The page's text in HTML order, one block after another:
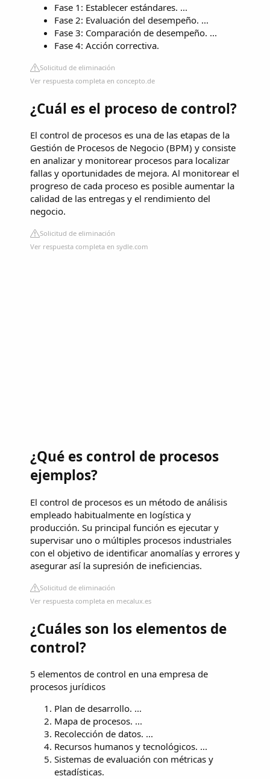
Fase 1: Establecer estándares. ...
Fase 2: Evaluación del desempeño. ...
Fase 3: Comparación de desempeño. ...
Fase 4: Acción correctiva.
Solicitud de eliminación
Ver respuesta completa en concepto.de
¿Cuál es el proceso de control?
El control de procesos es una de las etapas de la
Gestión de Procesos de Negocio (BPM) y consiste
en analizar y monitorear procesos para localizar
fallas y oportunidades de mejora. Al monitorear el
progreso de cada proceso es posible aumentar la
calidad de las entregas y el rendimiento del
negocio.
Solicitud de eliminación
Ver respuesta completa en sydle.com
¿Qué es control de procesos
ejemplos?
El control de procesos es un método de análisis
empleado habitualmente en logística y
producción. Su principal función es ejecutar y
supervisar uno o múltiples procesos industriales
con el objetivo de identificar anomalías y errores y
asegurar así la supresión de ineficiencias.
Solicitud de eliminación
Ver respuesta completa en mecalux.es
¿Cuáles son los elementos de
control?
5 elementos de control en una empresa de
procesos jurídicos
Plan de desarrollo. ...
Mapa de procesos. ...
Recolección de datos. ...
Recursos humanos y tecnológicos. ...
Sistemas de evaluación con métricas y
estadísticas.